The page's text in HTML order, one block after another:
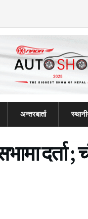
अन्तरबार्ता
दर्ता ;